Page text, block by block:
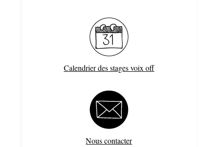
Calendrier des stages voix off
Nous contacter